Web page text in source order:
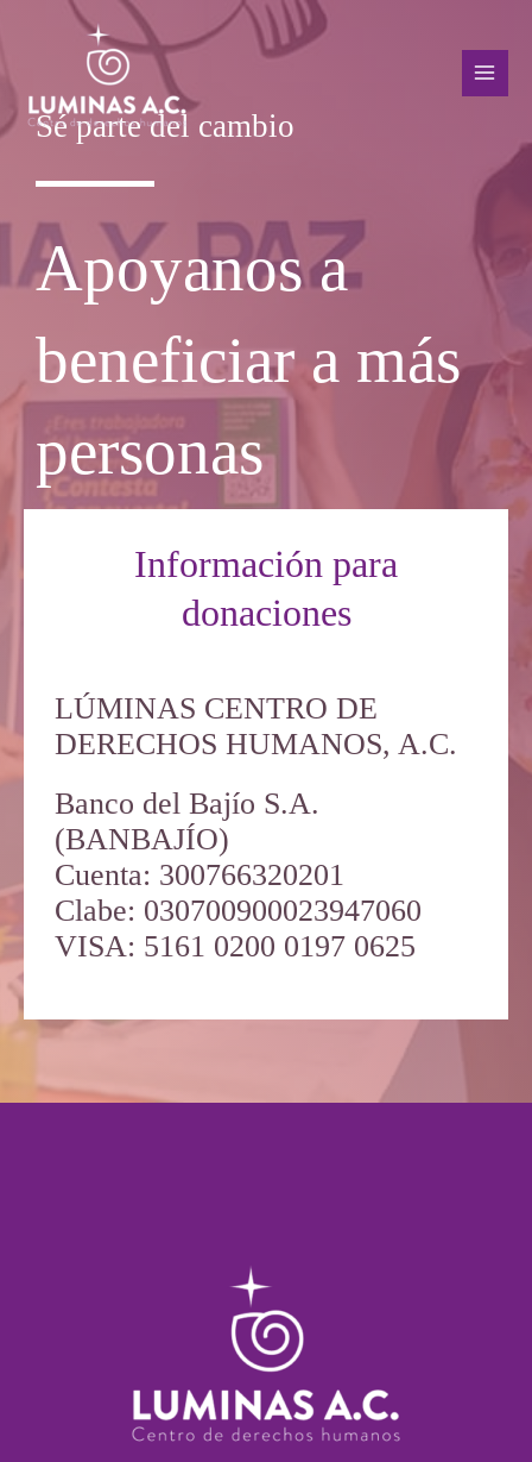
Sé parte del cambio
Apoyanos a
beneficiar a más
personas
Información para
donaciones
LÚMINAS CENTRO DE
DERECHOS HUMANOS, A.C.
Banco del Bajío S.A.
(BANBAJÍO)
Cuenta: 300766320201
Clabe: 030700900023947060
VISA: 5161 0200 0197 0625